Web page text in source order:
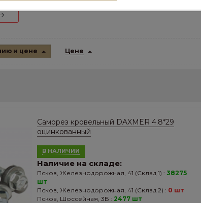
и цене Цене
Саморез кровельный DAXMER 4.8*29
оцинкованный
В НАЛИЧИИ
Наличие на складе:
Псков, Железнодорожная, 41 (Склад 1) : 38275
шт
Псков, Железнодорожная, 41 (Склад 2) : 0 шт
Псков, Шоссейная, 3Б : 2477 шт